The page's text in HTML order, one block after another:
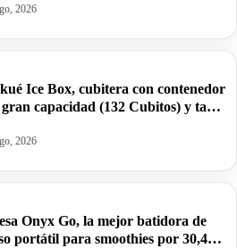
2026
Ice Box, cubitera con contenedor
gran capacidad (132 Cubitos) y tapa
2026
Onyx Go, la mejor batidora de
portátil para smoothies por 30,41€